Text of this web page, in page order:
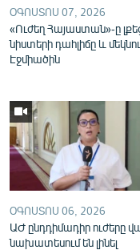
«Ազատության»
ՕԳՈՍՏՈՍ 07, 2026
«Ուժեղ Հայաստան»-ը
նիստերի դահլիճը և
Էջմիածին
ՕԳՈՍՏՈՍ 06, 2026
ԱԺ ընդդիմադիր ուժերը
նախատեսում են լինել